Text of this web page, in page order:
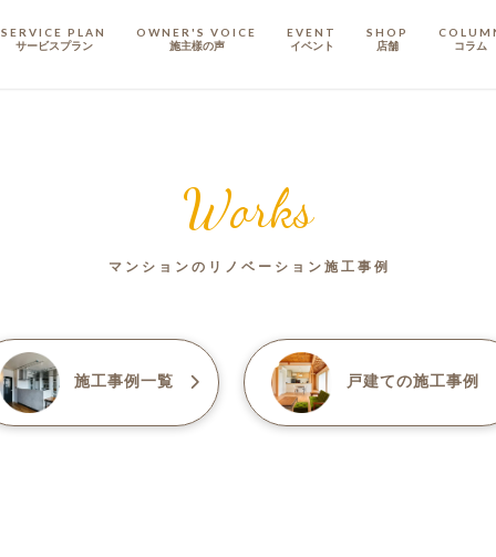
SERVICE PLAN
サービスプラン
OWNER'S VOICE
施主樣の声
EVENT
イベント
SHOP
店舗 コラム
Works
マンションのリノベーション施工事例
施工事例一覧 戸建ての施工事例